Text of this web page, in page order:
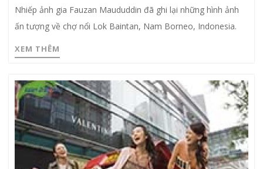
Nhiếp ảnh gia Fauzan Maududdin đã ghi lại những hình ảnh
ấn tượng về chợ nổi Lok Baintan, Nam Borneo, Indonesia.
XEM THÊM